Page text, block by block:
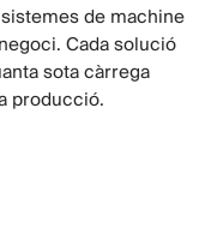
de machine
Cada solució
sota càrrega
producció.